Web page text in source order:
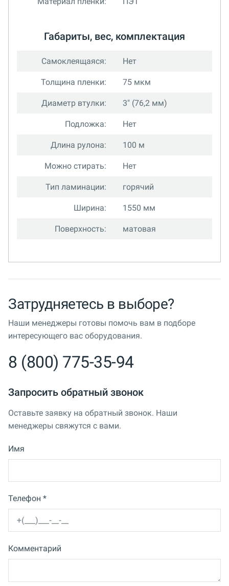
Габариты, вес, комплектация
Самоклеящаяся: Нет
Толщина пленки: 75 мкм
Диаметр втулки: 3" (76,2 мм)
Подложка: Нет
Длина рулона: 100 м
Можно стирать: Нет
Тип ламинации: горячий
Ширина: 1550 мм
Поверхность: матовая
Затрудняетесь в выборе?
Наши менеджеры готовы помочь вам в подборе
интересующего вас оборудования.
8 (800) 775-35-94
Запросить обратный звонок
Оставьте заявку на обратный звонок. Наши
менеджеры свяжутся с вами.
Имя
Телефон *
Комментарий